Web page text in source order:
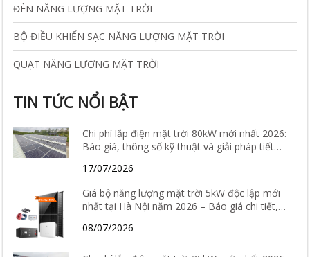
ĐÈN NĂNG LƯỢNG MẶT TRỜI
BỘ ĐIỀU KHIỂN SẠC NĂNG LƯỢNG MẶT TRỜI
QUẠT NĂNG LƯỢNG MẶT TRỜI
TIN TỨC NỔI BẬT
Chi phí lắp điện mặt trời 80kW mới nhất 2026:
Báo giá, thông số kỹ thuật và giải pháp tiết
17/07/2026
Giá bộ năng lượng mặt trời 5kW độc lập mới
nhất tại Hà Nội năm 2026 – Báo giá chi tiết,
08/07/2026